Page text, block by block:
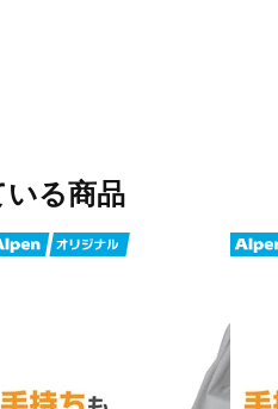
いる商品